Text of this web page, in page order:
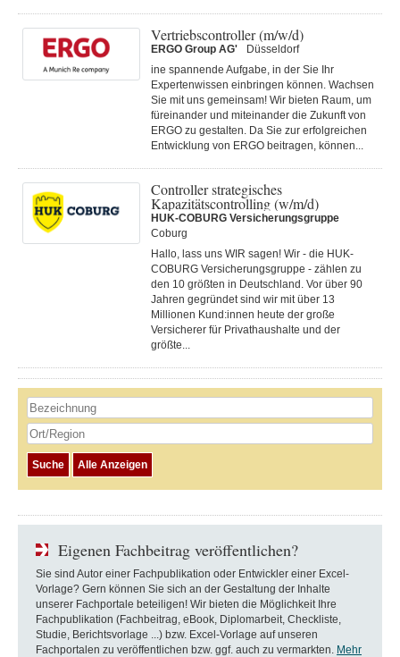
Vertriebscontroller (m/w/d)
ERGO Group AG'
Düsseldorf
ine spannende Aufgabe, in der Sie Ihr
Expertenwissen einbringen können. Wachsen
Sie mit uns gemeinsam! Wir bieten Raum, um
füreinander und miteinander die Zukunft von
ERGO zu gestalten. Da Sie zur erfolgreichen
Entwicklung von ERGO beitragen, können...
Controller strategisches
Kapazitätscontrolling (w/m/d)
HUK-COBURG Versicherungsgruppe
Coburg
Hallo, lass uns WIR sagen! Wir - die HUK-
COBURG Versicherungsgruppe - zählen zu
den 10 größten in Deutschland. Vor über 90
Jahren gegründet sind wir mit über 13
Millionen Kund:innen heute der große
Versicherer für Privathaushalte und der
größte...
Eigenen Fachbeitrag veröffentlichen?
Sie sind Autor einer Fachpublikation oder Entwickler einer Excel-
Vorlage? Gern können Sie sich an der Gestaltung der Inhalte
unserer Fachportale beteiligen! Wir bieten die Möglichkeit Ihre
Fachpublikation (Fachbeitrag, eBook, Diplomarbeit, Checkliste,
Studie, Berichtsvorlage ...) bzw. Excel-Vorlage auf unseren
Fachportalen zu veröffentlichen bzw. ggf. auch zu vermarkten. Mehr